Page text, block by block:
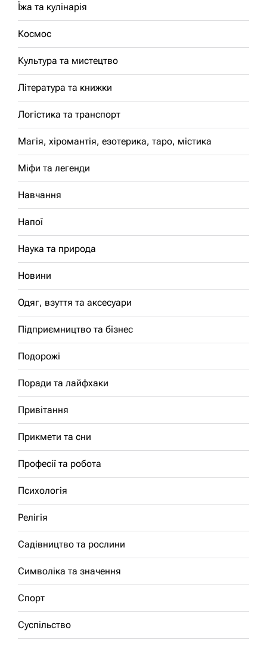
Їжа та кулінарія
Космос
Культура та мистецтво
Література та книжки
Логістика та транспорт
Магія, хіромантія, езотерика, таро, містика
Міфи та легенди
Навчання
Напої
Наука та природа
Новини
Одяг, взуття та аксесуари
Підприємництво та бізнес
Подорожі
Поради та лайфхаки
Привітання
Прикмети та сни
Професії та робота
Психологія
Релігія
Садівництво та рослини
Символіка та значення
Спорт
Суспільство